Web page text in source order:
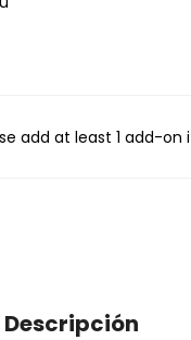
add at least 1 add-
Descripción